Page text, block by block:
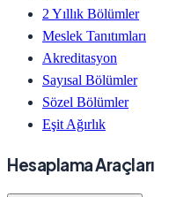
2 Yıllık Bölümler
Meslek Tanıtımları
Akreditasyon
Sayısal Bölümler
Sözel Bölümler
Eşit Ağırlık
Hesaplama Araçları